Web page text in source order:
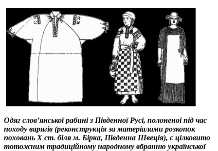
Одяг слов’янської рабині з Південної Русі, полоненої під час
походу варягів (реконструкція за матеріалами розкопок
поховань Х ст. біля м. Бірка, Південна Швеція), є цілковито
тотожним традиційному народному вбранню української